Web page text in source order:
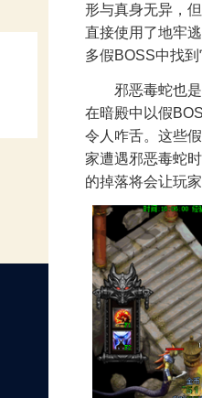
形与真身无异，
直接使用了地牢
多假BOSS中找
邪恶毒蛇也是
在暗殿中以假
令人咋舌。这些
家遭遇邪恶毒蛇
的掉落将会让玩